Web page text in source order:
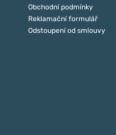
Obchodní podmínky
Reklamační formulář
Odstoupení od smlouvy